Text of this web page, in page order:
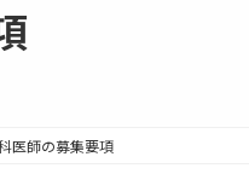
医師の募集要項